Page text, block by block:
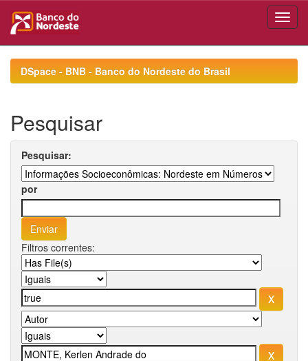
navigationDSpace - BNB - Banco do Nordeste do Brasil
Pesquisar
Pesquisar:
por
Filtros correntes: